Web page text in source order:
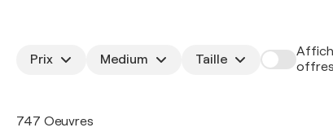
Prix Medium Taille
747 Oeuvres